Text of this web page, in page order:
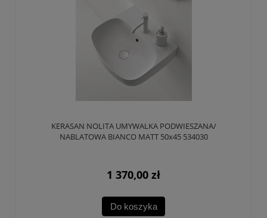
KERASAN NOLITA UMYWALKA PODWIESZANA/
NABLATOWA BIANCO MATT 50x45 534030
1 370,00 zł
Do koszyka